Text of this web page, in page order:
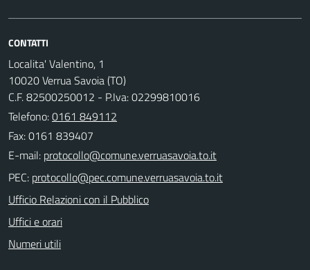
CONTATTI
Localita' Valentino, 1
10020 Verrua Savoia (TO)
C.F. 82500250012 - P.Iva: 02299810016
Telefono:0161 849112
Fax: 0161 839407
E-mail:
PEC:
Ufficio Relazioni con il Pubblico
Uffici e orari
Numeri utili